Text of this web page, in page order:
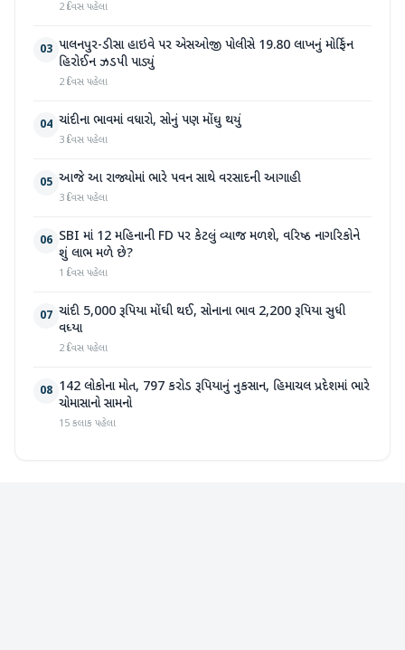
2 દિવસ પહેલા
03 પાલનપુર-ડીસા હાઇવે પર એસઓજી પોલીસે 19.80 લાખનું મોર્ફિન
હિરોઈન ઝડપી પાડ્યું
2 દિવસ પહેલા
04 ચાંદીના ભાવમાં વધારો, સોનું પણ મોંઘુ થયું
3 દિવસ પહેલા
05 આજે આ રાજ્યોમાં ભારે પવન સાથે વરસાદની આગાહી
3 દિવસ પહેલા
06 SBI માં 12 મહિનાની FD પર કેટલું વ્યાજ મળશે, વરિષ્ઠ નાગરિકોને
શું લાભ મળે છે?
1 દિવસ પહેલા
07 ચાંદી 5,000 રૂપિયા મોંઘી થઈ, સોનાના ભાવ 2,200 રૂપિયા સુધી
વધ્યા
2 દિવસ પહેલા
08 142 લોકોના મોત, 797 કરોડ રૂપિયાનું નુકસાન, હિમાચલ પ્રદેશમાં ભારે
ચોમાસાનો સામનો
15 કલાક પહેલા